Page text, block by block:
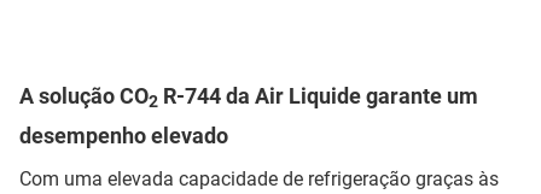
A solução CO2 R-744 da Air Liquide garante um
desempenho elevado
Com uma elevada capacidade de refrigeração graças às